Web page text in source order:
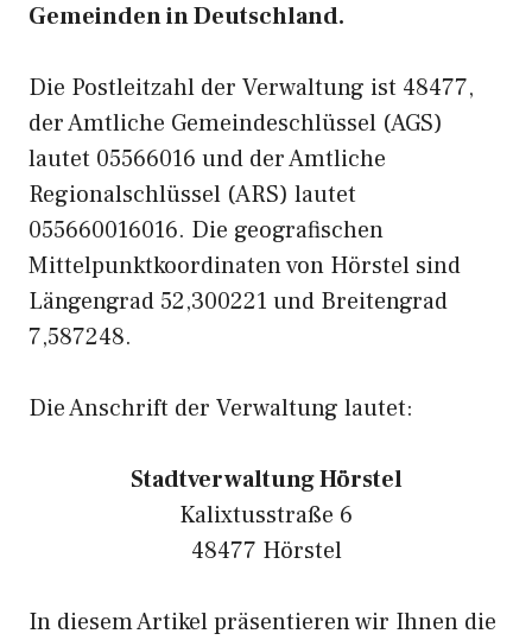
Gemeinden in Deutschland.
Die Postleitzahl der Verwaltung ist 48477,
der Amtliche Gemeindeschlüssel (AGS)
lautet 05566016 und der Amtliche
Regionalschlüssel (ARS) lautet
055660016016. Die geografischen
Mittelpunktkoordinaten von Hörstel sind
Längengrad 52,300221 und Breitengrad
7,587248.
Die Anschrift der Verwaltung lautet:
Stadtverwaltung Hörstel
Kalixtusstraße 6
48477 Hörstel
In diesem Artikel präsentieren wir Ihnen die